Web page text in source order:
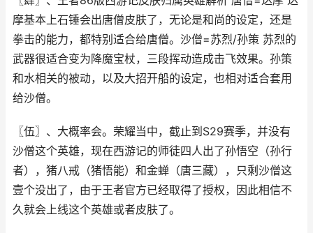
摩基本上石锤会出唐僧皮肤了，无论是和尚的设定，还是
拳击的能力，都特别适合给唐僧。沙僧=苏烈/孙策 苏烈的
武器很适合变为降魔宝杖，三段挥动造成击飞效果。孙策
和水相关的被动，以及大招开船的设定，也相对适合套用
给沙僧。
〖伍〗、大概率会。荣耀当中，截止到S29赛季，并没有
沙僧这个英雄，现在西游记的师徒四人出了孙悟空（孙行
者），猪八戒（猪悟能）和金蝉（唐三藏），只剩沙僧这
壹个没出了，由于王者官方已经取得了授权，因此相信不
久就会上线这个英雄或者皮肤了。